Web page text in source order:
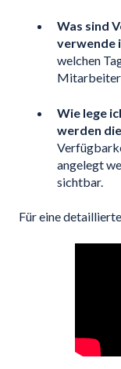
Was sind
verwende
welchen
Mitarbeiter
Wie lege
werden
angelegt
sichtbar.
Für eine